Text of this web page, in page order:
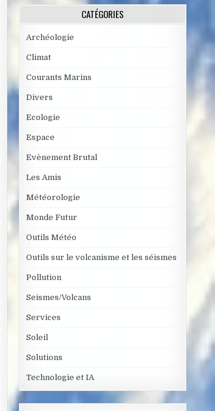
CATÉGORIES
Archéologie
Climat
Courants Marins
Divers
Ecologie
Espace
Evènement Brutal
Les Amis
Météorologie
Monde Futur
Outils Météo
Outils sur le volcanisme et les séismes
Pollution
Seismes/Volcans
Services
Soleil
Solutions
Technologie et IA